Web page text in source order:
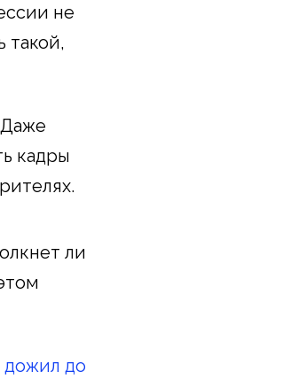
не
такой,
кадры
ли
дожил до